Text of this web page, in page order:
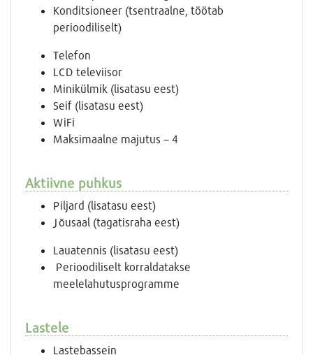
Konditsioneer (tsentraalne, töötab
perioodiliselt)
Telefon
LCD televiisor
Minikülmik (lisatasu eest)
Seif (lisatasu eest)
WiFi
Maksimaalne majutus – 4
Aktiivne puhkus
Piljard (lisatasu eest)
Jõusaal (tagatisraha eest)
Lauatennis (lisatasu eest)
Perioodiliselt korraldatakse
meelelahutusprogramme
Lastele
Lastebassein